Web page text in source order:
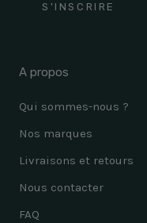
S'INSCRIRE
A propos
Qui sommes-nous ?
Nos marques
Livraisons et retours
Nous contacter
FAQ